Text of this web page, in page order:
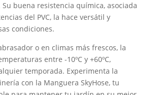
buena resistencia química, asociada
del PVC, la hace versátil y
condiciones.
o en climas más frescos, la
entre -10ºC y +60ºC,
temporada. Experimenta la
con la Manguera SkyHose, tu